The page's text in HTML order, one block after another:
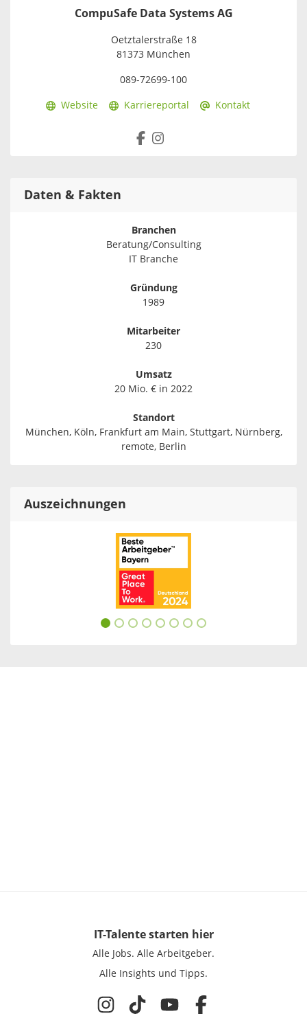
CompuSafe Data Systems AG
Oetztalerstraße 18
81373 München
089-72699-100
Website Karriereportal Kontakt
Daten & Fakten
Branchen
Beratung/Consulting
IT Branche
Gründung
1989
Mitarbeiter
230
Umsatz
20 Mio. € in 2022
Standort
München, Köln, Frankfurt am Main, Stuttgart, Nürnberg,
remote, Berlin
Auszeichnungen
IT-Talentestarten hier
Alle Jobs. Alle Arbeitgeber.
Alle Insights und Tipps.